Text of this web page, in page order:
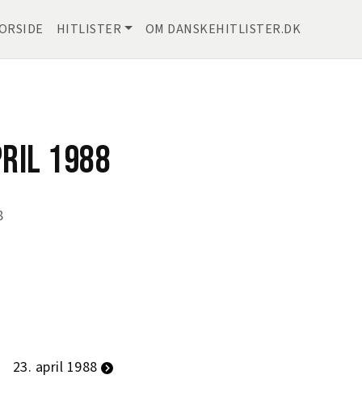
HITLISTER OM DANSKEHITLISTER.DK
1988
23. april 1988